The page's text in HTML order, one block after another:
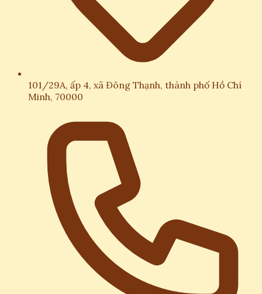
101/29A, ấp 4, xã Đông Thạnh, thành phố Hồ Chí
Minh, 70000